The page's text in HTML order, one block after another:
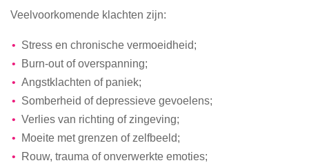
Veelvoorkomende klachten zijn:
Stress en chronische vermoeidheid;
Burn-out of overspanning;
Angstklachten of paniek;
Somberheid of depressieve gevoelens;
Verlies van richting of zingeving;
Moeite met grenzen of zelfbeeld;
Rouw, trauma of onverwerkte emoties;